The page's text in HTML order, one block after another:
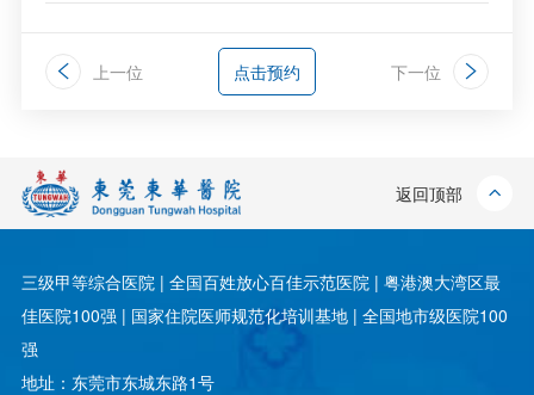
上一位 点击预约 下一位
返回顶部
三级甲等综合医院 | 全国百姓放心百佳示范医院 | 粤港澳大湾区最
佳医院100强 | 国家住院医师规范化培训基地 | 全国地市级医院100
强
地址：东莞市东城东路1号